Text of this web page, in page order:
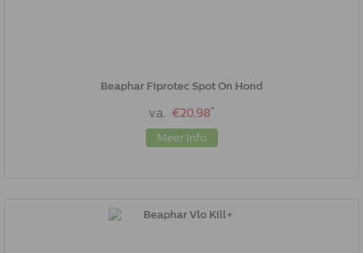
Beaphar Fiprotec Spot On Hond
v.a. €20.98*
Meer Info